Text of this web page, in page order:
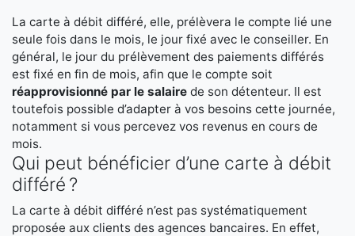
La carte à débit différé, elle, prélèvera le compte lié une
seule fois dans le mois, le jour fixé avec le conseiller. En
général, le jour du prélèvement des paiements différés
est fixé en fin de mois, afin que le compte soit
réapprovisionné par le salaire de son détenteur. Il est
toutefois possible d’adapter à vos besoins cette journée,
notamment si vous percevez vos revenus en cours de
mois.
Qui peut bénéficier d’une carte à débit
différé ?
La carte à débit différé n’est pas systématiquement
proposée aux clients des agences bancaires. En effet,